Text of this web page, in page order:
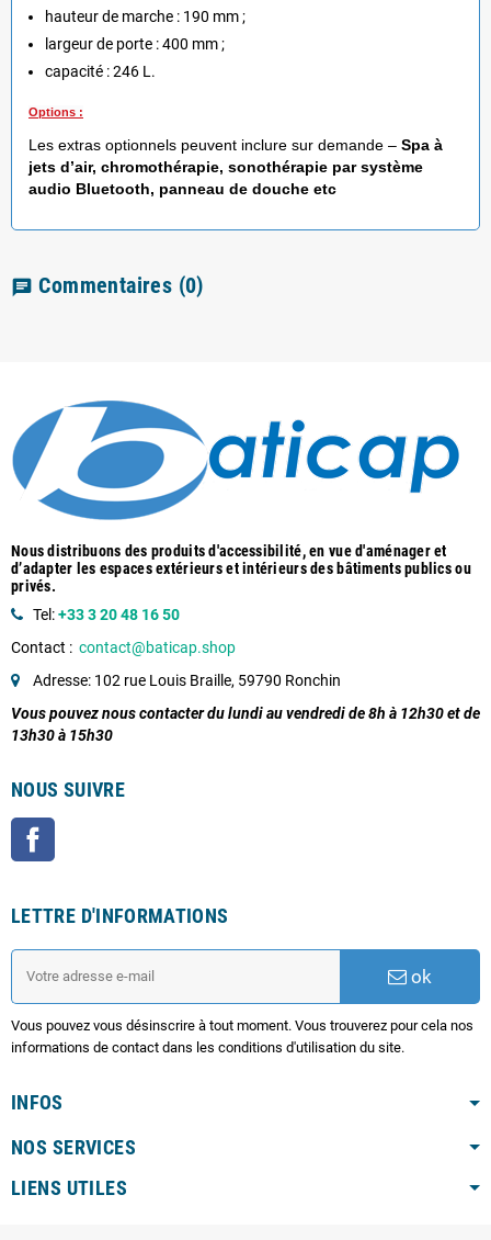
hauteur de marche : 190 mm ;
largeur de porte : 400 mm ;
capacité : 246 L.
Options :
Les extras optionnels peuvent inclure sur demande – Spa à
jets d’air, chromothérapie, sonothérapie par système
audio Bluetooth, panneau de douche etc
chat Commentaires (0)
Nous distribuons des produits d'accessibilité, en vue d'aménager et
d’adapter les espaces extérieurs et intérieurs des bâtiments publics ou
privés.
Tel:+33 3 20 48 16 50
Contact : contact@baticap.shop
Adresse: 102 rue Louis Braille, 59790 Ronchin
Vous pouvez nous contacter du lundi au vendredi de 8h à 12h30 et de
13h30 à 15h30
NOUS SUIVRE
LETTRE D'INFORMATIONS
ok
Vous pouvez vous désinscrire à tout moment. Vous trouverez pour cela nos
informations de contact dans les conditions d'utilisation du site.
INFOS
NOS SERVICES
LIENS UTILES